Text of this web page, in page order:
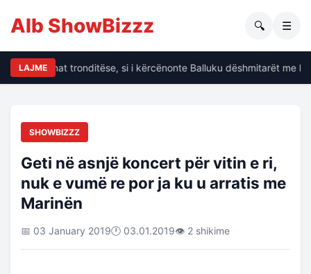
Alb ShowBizzz 🔍 ☰
LAJME
të dhënat tronditëse, si i kërcënonte Balluku dëshmitarët me
SHOWBIZZZ
Geti në asnjë koncert për vitin e ri,
nuk e vumë re por ja ku u arratis me
Marinën
📅 03 January 2019🕐 03.01.2019👁 2 shikime